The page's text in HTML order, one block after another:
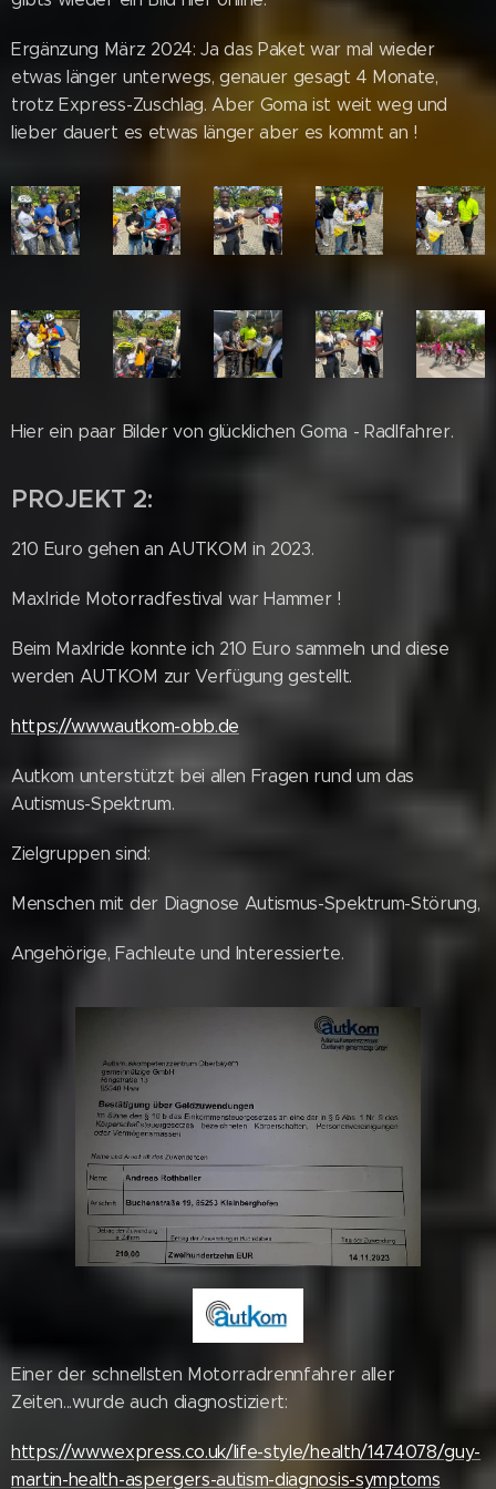
Ergänzung März 2024: Ja das Paket war mal wieder
etwas länger unterwegs, genauer gesagt 4 Monate,
trotz Express-Zuschlag. Aber Goma ist weit weg und
lieber dauert es etwas länger aber es kommt an !
Hier ein paar Bilder von glücklichen Goma - Radlfahrer.
PROJEKT 2:
210 Euro gehen an AUTKOM in 2023.
Maxlride Motorradfestival war Hammer !
Beim Maxlride konnte ich 210 Euro sammeln und diese
werden AUTKOM zur Verfügung gestellt.
https://www.autkom-obb.de
Autkom unterstützt bei allen Fragen rund um das
Autismus-Spektrum.
Zielgruppen sind:
Menschen mit der Diagnose Autismus-Spektrum-Störung,
Angehörige, Fachleute und Interessierte.
Einer der schnellsten Motorradrennfahrer aller
Zeiten...wurde auch diagnostiziert:
https://www.express.co.uk/life-style/health/1474078/guy-
martin-health-aspergers-autism-diagnosis-symptoms